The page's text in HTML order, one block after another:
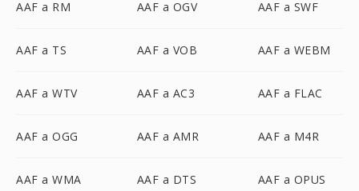
AAF a RM AAF a OGV AAF a SWF
AAF a TS AAF a VOB AAF a WEBM
AAF a WTV AAF a AC3 AAF a FLAC
AAF a OGG AAF a AMR AAF a M4R
AAF a WMA AAF a DTS AAF a OPUS